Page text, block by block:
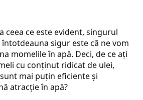
ceea ce este evident, singurul
sigur este că ne vom
momelile în apă. Deci, de ce ați
cu conținut ridicat de ulei,
mai puțin eficiente și
atracție în apă?